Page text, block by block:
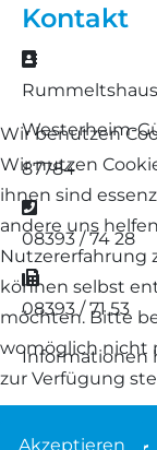
Kontakt
Adresse
Westerheim-
87784
Telefon
08393 / 74 28
Fax
08393 / 71 53
Informationen
Wir benutzen
Wir nutzen
ihnen sind
andere uns
Nutzererfahrung
können selbst
möchten. Bitte
womöglich nicht
zur Verfügung
Akzeptieren
Formulare/
Preisrichter in
Futtrationsrechner
Neueinsteiger
Lineare
Erfassung der
Landschaf
Rouge de
Schwarzes
Scottish
Shetland
Skudde